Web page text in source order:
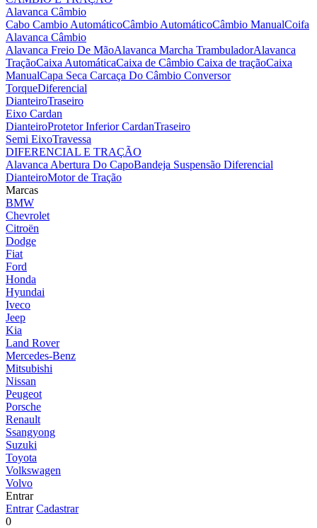
Alavanca Câmbio
Cabo Cambio AutomáticoCâmbio AutomáticoCâmbio ManualCoifa
Alavanca Câmbio
Alavanca Freio De MãoAlavanca Marcha TrambuladorAlavanca
TraçãoCaixa AutomáticaCaixa de Câmbio Caixa de traçãoCaixa
ManualCapa Seca Carcaça Do Câmbio Conversor
TorqueDiferencial
DianteiroTraseiro
Eixo Cardan
DianteiroProtetor Inferior CardanTraseiro
Semi EixoTravessa
DIFERENCIAL E TRAÇÃO
Alavanca Abertura Do CapoBandeja Suspensão Diferencial
DianteiroMotor de Tração
Marcas
BMW
Chevrolet
Citroën
Dodge
Fiat
Ford
Honda
Hyundai
Iveco
Jeep
Kia
Land Rover
Mercedes-Benz
Mitsubishi
Nissan
Peugeot
Porsche
Renault
Ssangyong
Suzuki
Toyota
Volkswagen
Volvo
Entrar
Entrar Cadastrar
0